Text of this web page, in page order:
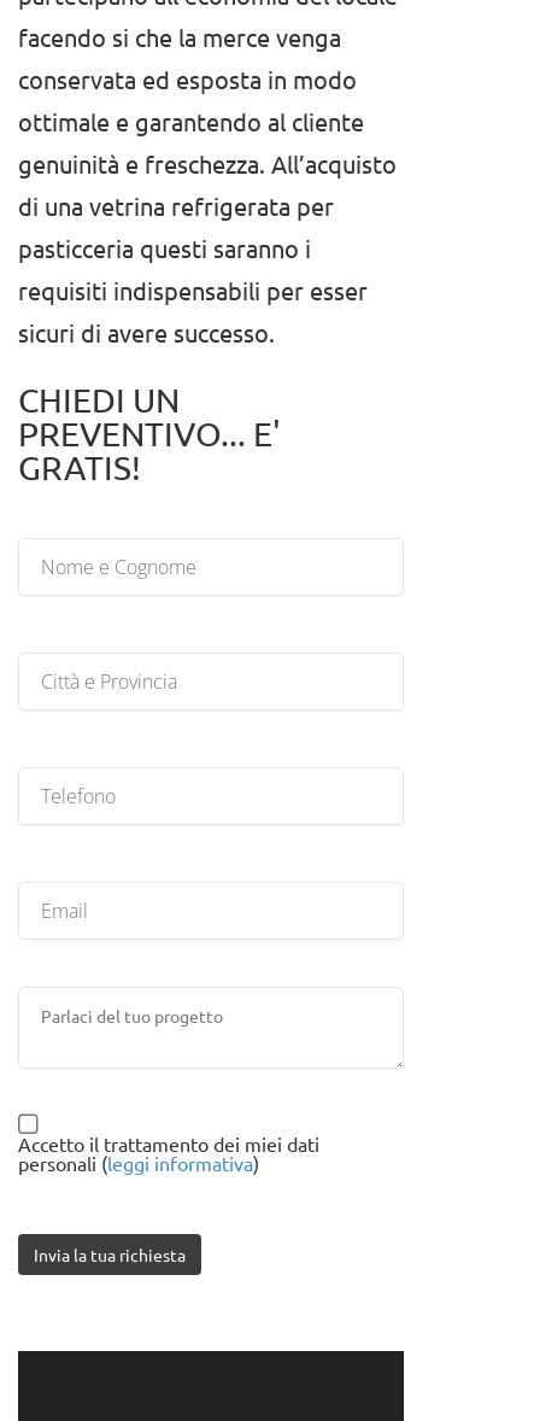
facendo si che la merce venga
conservata ed esposta in modo
ottimale e garantendo al cliente
genuinità e freschezza. All’acquisto
di una vetrina refrigerata per
pasticceria questi saranno i
requisiti indispensabili per esser
sicuri di avere successo.
CHIEDI UN
PREVENTIVO... E'
GRATIS!
Accetto il trattamento dei miei dati
personali (leggi informativa)
Invia la tua richiesta